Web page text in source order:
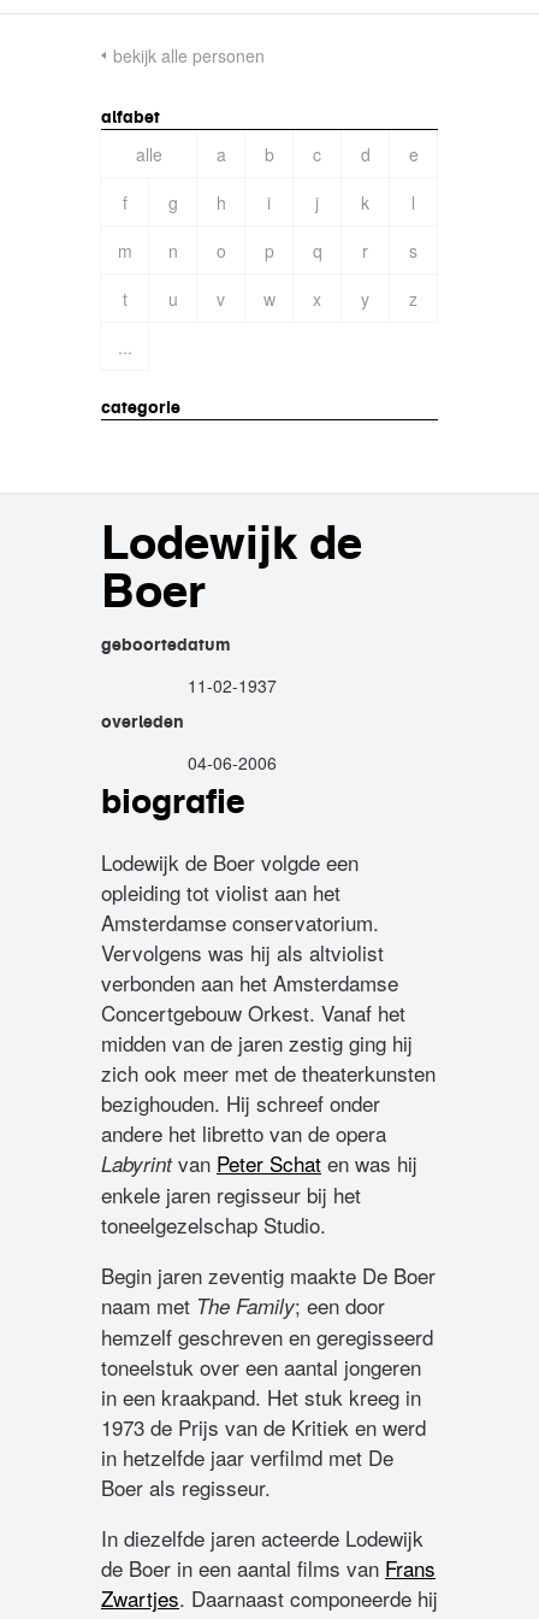
bekijk alle personen
alfabet
alle a b c d
e
f
g h i j k
l
m
n o p q r
s
t
u v w x y
z
...
categorie
Lodewijk de
Boer
geboortedatum
11-02-1937
overleden
04-06-2006
biografie
Lodewijk de Boer volgde een
opleiding tot violist aan het
Amsterdamse conservatorium.
Vervolgens was hij als altviolist
verbonden aan het Amsterdamse
Concertgebouw Orkest. Vanaf het
midden van de jaren zestig ging hij
zich ook meer met de theaterkunsten
bezighouden. Hij schreef onder
andere het libretto van de opera
Labyrintvan Peter Schat en was hij
enkele jaren regisseur bij het
toneelgezelschap Studio.
Begin jaren zeventig maakte De Boer
naam met The Family; een door
hemzelf geschreven en geregisseerd
toneelstuk over een aantal jongeren
in een kraakpand. Het stuk kreeg in
1973 de Prijs van de Kritiek en werd
in hetzelfde jaar verfilmd met De
Boer als regisseur.
In diezelfde jaren acteerde Lodewijk
de Boer in een aantal films van Frans
Zwartjes. Daarnaast componeerde hij